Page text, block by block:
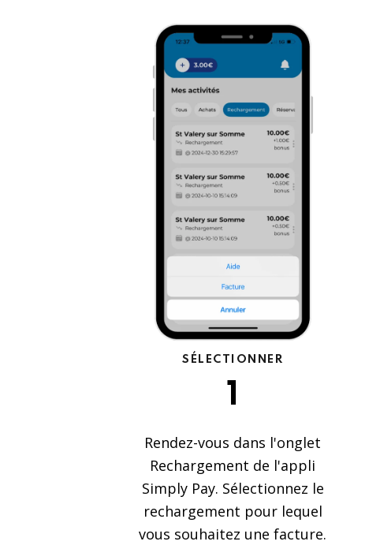
SÉLECTIONNER
1
Rendez-vous dans l'onglet
Rechargement de l'appli
Simply Pay. Sélectionnez le
rechargement pour lequel
vous souhaitez une facture.